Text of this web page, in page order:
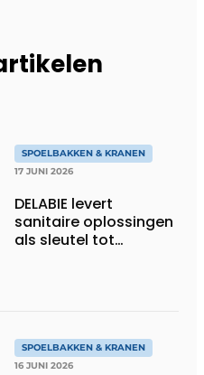
SPOELBAKKEN & KRANEN
17 JUNI 2026
DELABIE levert
sanitaire oplossingen
als sleutel tot
SPOELBAKKEN & KRANEN
16 JUNI 2026